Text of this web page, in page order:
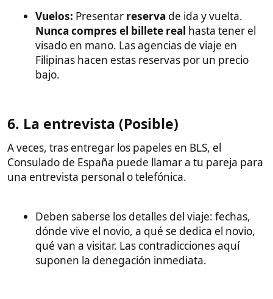
copia de tu pasaporte, la carta de su empresa
y pruebas de la relación.
Si es la primera vez que viaja fuera (First time
traveler), es probable que le hagan una
segunda entrevista en el aeropuerto antes de
embarcar.
en Filipinas​
Independientemente de que visado ha obtenido
ella por parte de españa, hay un pequeño Filtro por
Filipinas tiene una ley estricta para proteger a sus
ciudadanos. Antes de salir del país, ella deberá
asistir obligatoriamente al seminario del CFO
(Commission on Filipinos Overseas).